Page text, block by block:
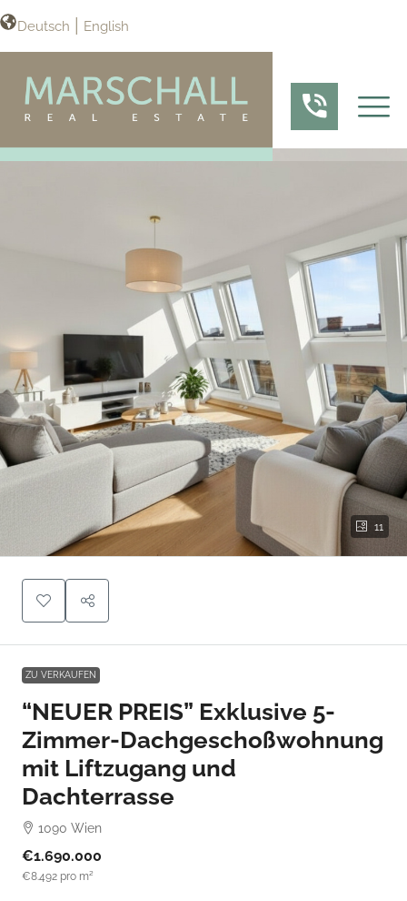
Deutsch English
11
ZU VERKAUFEN
“NEUER PREIS” Exklusive 5-
Zimmer-Dachgeschoßwohnung
mit Liftzugang und
Dachterrasse
1090 Wien
€1.690.000
€8.492 pro m²